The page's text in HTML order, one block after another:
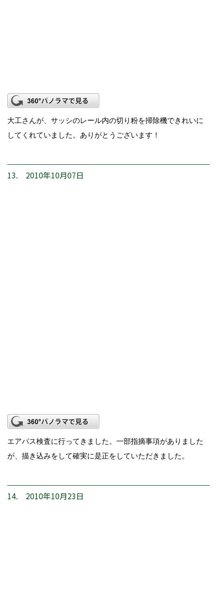
大工さんが、サッシのレール内の切り粉を掃除機できれいに
してくれていました。ありがとうございます！
13. 2010年10月07日
エアパス検査に行ってきました。一部指摘事項がありました
が、描き込みをして確実に是正をしていただきました。
14. 2010年10月23日